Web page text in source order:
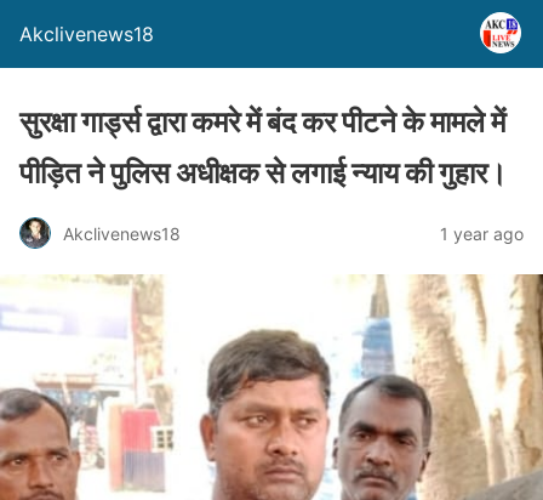
Akclivenews18
सुरक्षा गार्ड्स द्वारा कमरे में बंद कर पीटने के मामले में
पीड़ित ने पुलिस अधीक्षक से लगाई न्याय की गुहार।
Akclivenews18 1 year ago